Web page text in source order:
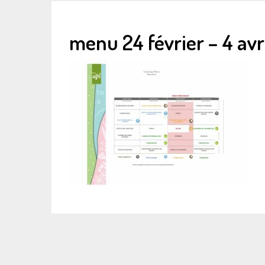
menu 24 février – 4